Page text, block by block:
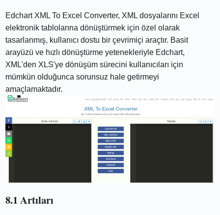
Edchart XML To Excel Converter, XML dosyalarını Excel
elektronik tablolarına dönüştürmek için özel olarak
tasarlanmış, kullanıcı dostu bir çevrimiçi araçtır. Basit
arayüzü ve hızlı dönüştürme yetenekleriyle Edchart,
XML'den XLS'ye dönüşüm sürecini kullanıcıları için
mümkün olduğunca sorunsuz hale getirmeyi
amaçlamaktadır.
8.1 Artıları